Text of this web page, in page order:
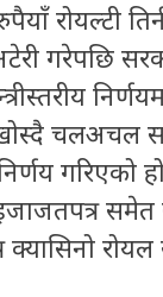
रोयल्टी
गरेपछि
चलअचल
गरिएको
समेत
क्यासिनो